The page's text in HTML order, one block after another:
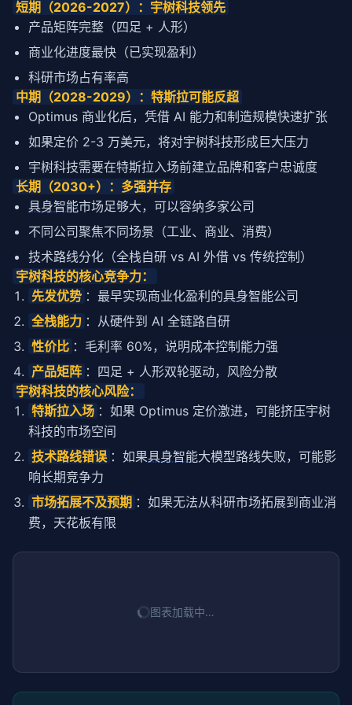
短期（2026-2027）：宇树科技领先
产品矩阵完整（四足 + 人形）
商业化进度最快（已实现盈利）
科研市场占有率高
中期（2028-2029）：特斯拉可能反超
Optimus 商业化后，凭借 AI 能力和制造规模快速扩张
如果定价 2-3 万美元，将对宇树科技形成巨大压力
宇树科技需要在特斯拉入场前建立品牌和客户忠诚度
长期（2030+）：多强并存
具身智能市场足够大，可以容纳多家公司
不同公司聚焦不同场景（工业、商业、消费）
技术路线分化（全栈自研 vs AI 外借 vs 传统控制）
宇树科技的核心竞争力：
先发优势 ：最早实现商业化盈利的具身智能公司
全栈能力 ：从硬件到 AI 全链路自研
性价比 ：毛利率 60%，说明成本控制能力强
产品矩阵 ：四足 + 人形双轮驱动，风险分散
宇树科技的核心风险：
特斯拉入场 ：如果 Optimus 定价激进，可能挤压宇树
科技的市场空间
技术路线错误 ：如果具身智能大模型路线失败，可能影
响长期竞争力
市场拓展不及预期 ：如果无法从科研市场拓展到商业消
费，天花板有限
图表加载中…